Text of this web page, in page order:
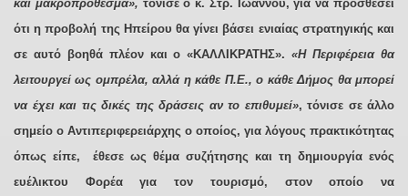
και μακροπρόθεσμα», τόνισε ο κ. Στρ. Ιωάννου, για να προσθέσει
ότι η προβολή της Ηπείρου θα γίνει βάσει ενιαίας στρατηγικής και
σε αυτό βοηθά πλέον και ο «ΚΑΛΛΙΚΡΑΤΗΣ».«Η Περιφέρεια θα
λειτουργεί ως ομπρέλα, αλλά η κάθε Π.Ε., ο κάθε Δήμος θα μπορεί
να έχει και τις δικές της δράσεις αν το επιθυμεί», τόνισε σε άλλο
σημείο ο Αντιπεριφερειάρχης ο οποίος, για λόγους πρακτικότητας
όπως είπε, έθεσε ως θέμα συζήτησης και τη δημιουργία ενός
ευέλικτου Φορέα για τον τουρισμό, στον οποίο να